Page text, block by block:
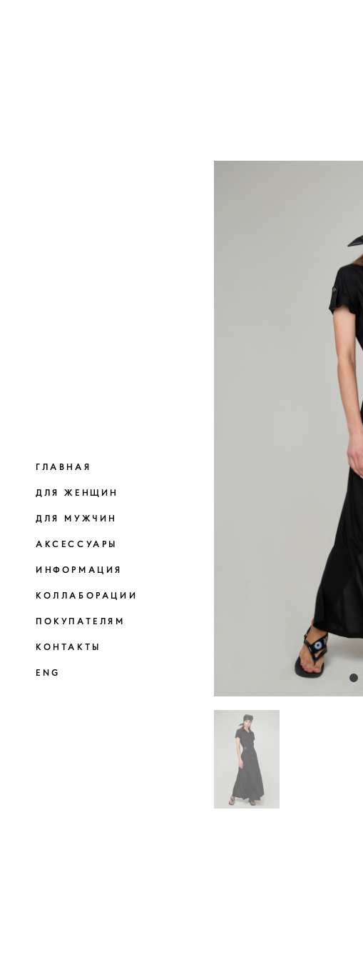
ГЛАВНАЯ
ДЛЯ ЖЕНЩИН
ДЛЯ МУЖЧИН
АКСЕССУАРЫ
ИНФОРМАЦИЯ
КОЛЛАБОРАЦИИ
ПОКУПАТЕЛЯМ
КОНТАКТЫ
ENG